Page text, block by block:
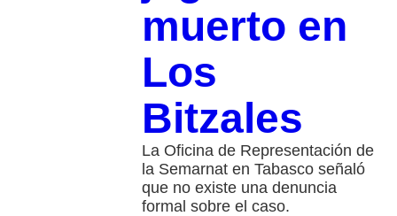
muerto en
Los
Bitzales
La Oficina de Representación de
la Semarnat en Tabasco señaló
que no existe una denuncia
formal sobre el caso.